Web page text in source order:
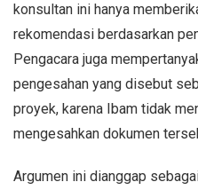
konsultan ini hanya
rekomendasi berdasarkan
Pengacara juga
pengesahan yang disebut
proyek, karena Ibam tidak
mengesahkan dokumen
Argumen ini dianggap